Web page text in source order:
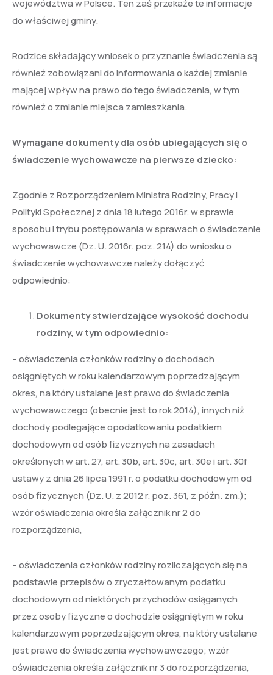
województwa w Polsce. Ten zaś przekaże te informacje
do właściwej gminy.
Rodzice składający wniosek o przyznanie świadczenia są
również zobowiązani do informowania o każdej zmianie
mającej wpływ na prawo do tego świadczenia, w tym
również o zmianie miejsca zamieszkania.
Wymagane dokumenty dla osób ubiegających się o
świadczenie wychowawcze na pierwsze dziecko:
Zgodnie z Rozporządzeniem Ministra Rodziny, Pracy i
Polityki Społecznej z dnia 18 lutego 2016r. w sprawie
sposobu i trybu postępowania w sprawach o świadczenie
wychowawcze (Dz. U. 2016r. poz. 214) do wniosku o
świadczenie wychowawcze należy dołączyć
odpowiednio:
Dokumenty stwierdzające wysokość dochodu
rodziny, w tym odpowiednio:
– oświadczenia członków rodziny o dochodach
osiągniętych w roku kalendarzowym poprzedzającym
okres, na który ustalane jest prawo do świadczenia
wychowawczego (obecnie jest to rok 2014), innych niż
dochody podlegające opodatkowaniu podatkiem
dochodowym od osób fizycznych na zasadach
określonych w art. 27, art. 30b, art. 30c, art. 30e i art. 30f
ustawy z dnia 26 lipca 1991 r. o podatku dochodowym od
osób fizycznych (Dz. U. z 2012 r. poz. 361, z późn. zm.);
wzór oświadczenia określa załącznik nr 2 do
rozporządzenia,
– oświadczenia członków rodziny rozliczających się na
podstawie przepisów o zryczałtowanym podatku
dochodowym od niektórych przychodów osiąganych
przez osoby fizyczne o dochodzie osiągniętym w roku
kalendarzowym poprzedzającym okres, na który ustalane
jest prawo do świadczenia wychowawczego; wzór
oświadczenia określa załącznik nr 3 do rozporządzenia,